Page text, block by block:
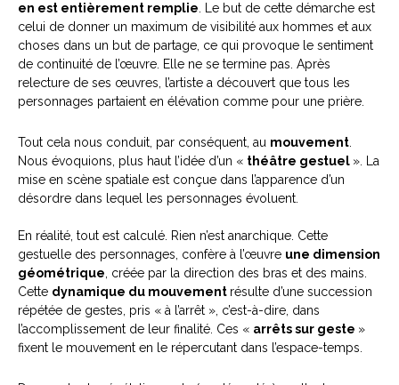
en est entièrement remplie . Le but de cette démarche est
celui de donner un maximum de visibilité aux hommes et aux
choses dans un but de partage, ce qui provoque le sentiment
de continuité de l’œuvre. Elle ne se termine pas. Après
relecture de ses œuvres, l’artiste a découvert que tous les
personnages partaient en élévation comme pour une prière.
Tout cela nous conduit, par conséquent, au mouvement
Nous évoquions, plus haut l’idée d’un « théâtre gestuel ». La
mise en scène spatiale est conçue dans l’apparence d’un
désordre dans lequel les personnages évoluent.
En réalité, tout est calculé. Rien n’est anarchique. Cette
gestuelle des personnages, confère à l’œuvre une dimension
géométrique , créée par la direction des bras et des mains.
Cette dynamique du mouvement résulte d’une succession
répétée de gestes, pris « à l’arrêt », c’est-à-dire, dans
l’accomplissement de leur finalité. Ces « arrêts sur geste »
fixent le mouvement en le répercutant dans l’espace-temps.